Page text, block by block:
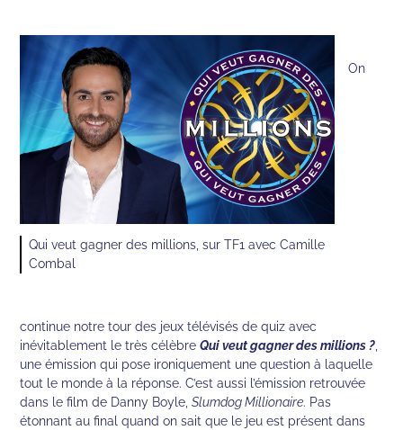
Qui veut gagner des millions, sur TF1 avec Camille
Combal
On
continue notre tour des jeux télévisés de quiz avec
inévitablement le très célèbreQui veut gagner des millions ?
une émission qui pose ironiquement une question à laquelle
tout le monde à la réponse. C’est aussi l’émission retrouvée
dans le film de Danny Boyle,Slumdog Millionaire. Pas
étonnant au final quand on sait que le jeu est présent dans